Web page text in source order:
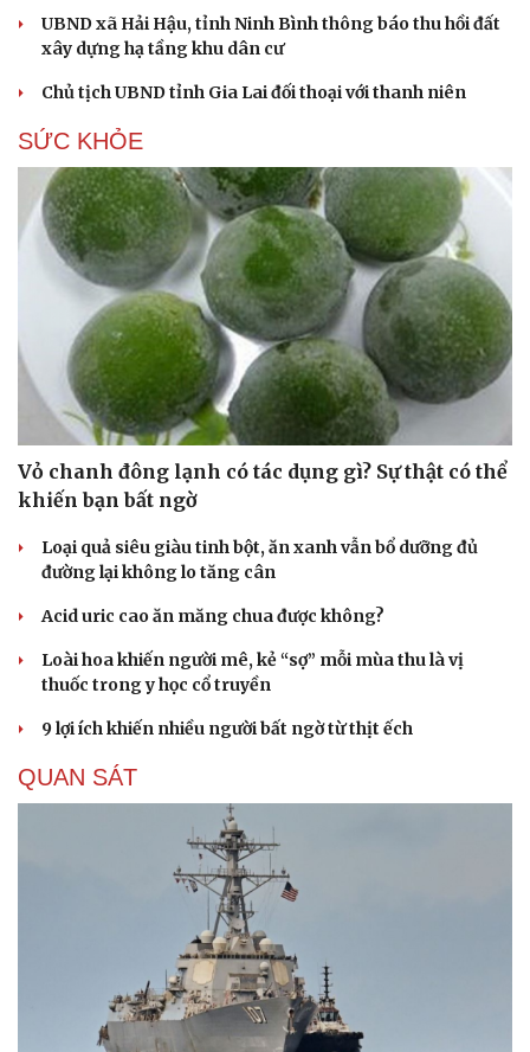
Cải chính
UBND xã Hải Hậu, tỉnh Ninh Bình thông báo thu hồi đất
xây dựng hạ tầng khu dân cư
Chủ tịch UBND tỉnh Gia Lai đối thoại với thanh niên
SỨC KHỎE
Vỏ chanh đông lạnh có tác dụng gì? Sự thật có thể
khiến bạn bất ngờ
Loại quả siêu giàu tinh bột, ăn xanh vẫn bổ dưỡng đủ
đường lại không lo tăng cân
Acid uric cao ăn măng chua được không?
Loài hoa khiến người mê, kẻ “sợ” mỗi mùa thu là vị
thuốc trong y học cổ truyền
9 lợi ích khiến nhiều người bất ngờ từ thịt ếch
QUAN SÁT